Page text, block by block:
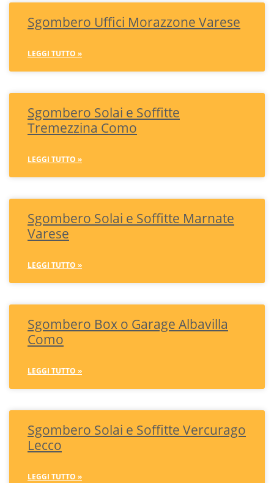
Sgombero Uffici Morazzone Varese
LEGGI TUTTO »
Sgombero Solai e Soffitte
Tremezzina Como
LEGGI TUTTO »
Sgombero Solai e Soffitte Marnate
Varese
LEGGI TUTTO »
Sgombero Box o Garage Albavilla
Como
LEGGI TUTTO »
Sgombero Solai e Soffitte Vercurago
Lecco
LEGGI TUTTO »